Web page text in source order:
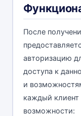
После
авторизацию
доступа к
и
каждый
возможности: